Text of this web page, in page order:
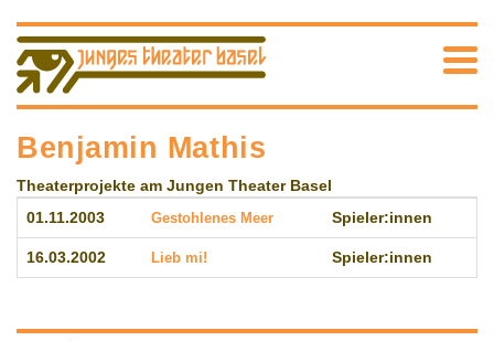
Benjamin Mathis
Theaterprojekte am Jungen Theater Basel
01.11.2003 Gestohlenes Meer Spieler:innen
16.03.2002 Lieb mi! Spieler:innen